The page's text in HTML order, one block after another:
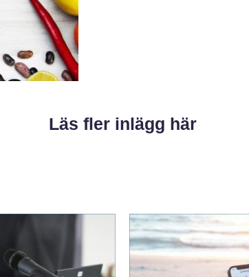
Läs fler inlägg här